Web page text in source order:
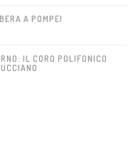
A POMPEI
IL CORO POLIFONICO